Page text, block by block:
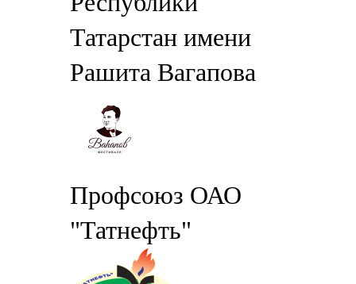
Татарстан имени
Рашита Вагапова
Профсоюз ОАО
"Татнефть"